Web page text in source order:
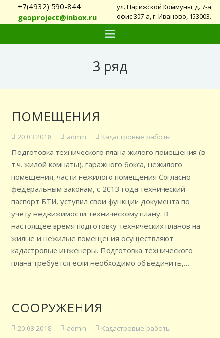
+7(4932) 590-844
geoproject@inbox.ru
ул. Парижской Коммуны, д. 7-а,
офис 307-а, г. Иваново, 153003.
3 ряд
ПОМЕЩЕНИЯ
20.03.2018 admin Кадастровые работы
Подготовка технического плана жилого помещения (в
т.ч. жилой комнаты), гаражного бокса, нежилого
помещения, части нежилого помещения Согласно
федеральным законам, с 2013 года технический
паспорт БТИ, уступил свои функции документа по
учету недвижимости техническому плану. В
настоящее время подготовку технических планов на
жилые и нежилые помещения осуществляют
кадастровые инженеры. Подготовка технического
плана требуется если необходимо объединить,…
СООРУЖЕНИЯ
20.03.2018 admin Кадастровые работы